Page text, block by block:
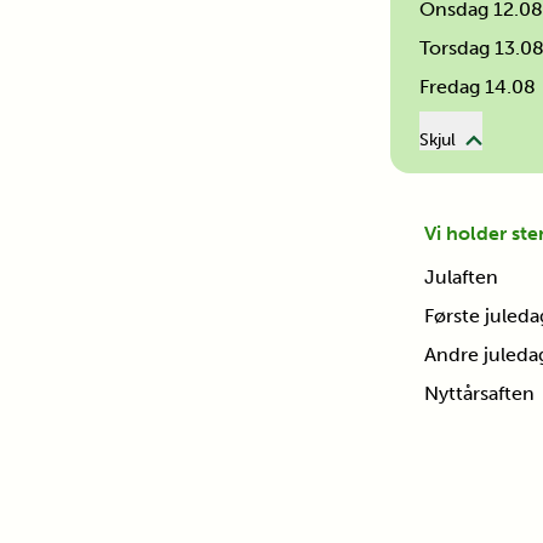
Onsdag 12.08
Torsdag 13.08
Fredag 14.08
Skjul
Vi holder
Julaften
Første
Andre
Nyttårsaften